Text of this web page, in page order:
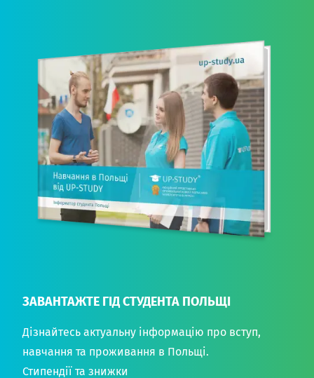
ЗАВАНТАЖТЕ ГІД СТУДЕНТА ПОЛЬЩІ
Дізнайтесь актуальну інформацію про вступ,
навчання та проживання в Польщі.
Стипендії та знижки